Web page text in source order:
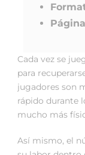
Cada vez se
para
jugadores son
rápido durante
mucho más
Así mismo, el